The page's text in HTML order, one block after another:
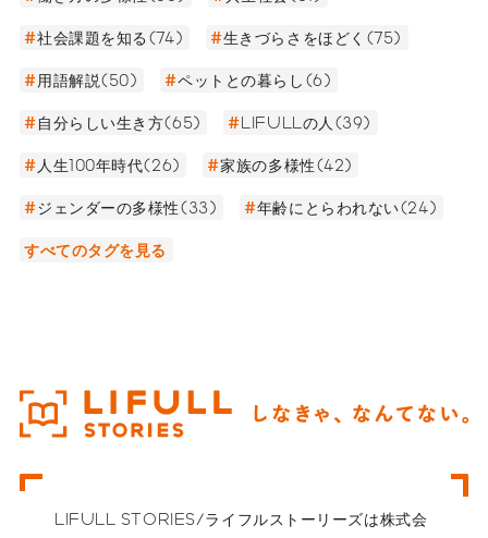
社会課題を知る(74) 生きづらさをほどく(75)
用語解説(50) ペットとの暮らし(6)
自分らしい生き方(65) LIFULLの人(39)
人生100年時代(26) 家族の多様性(42)
ジェンダーの多様性(33) 年齢にとらわれない(24)
すべてのタグを見る
LIFULL STORIES/ライフルストーリーズは株式会